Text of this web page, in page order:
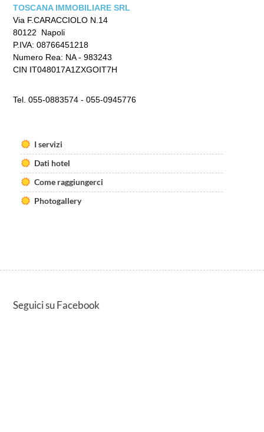
Hotel Torre
Sestriere - Piemonte
Grand Hotel Duchi d'Aosta
Sestriere - Piemonte
Toscana
TOSCANA IMMOBILIARE SRL
Via F.CARACCIOLO N.14
80122 Napoli
P.IVA: 08766451218
Numero Rea: NA - 983243
CIN IT048017A1ZXGOIT7H
Tel. 055-0883574 - 055-0945776
I servizi
Dati hotel
Come raggiungerci
Photogallery
Seguici su Facebook